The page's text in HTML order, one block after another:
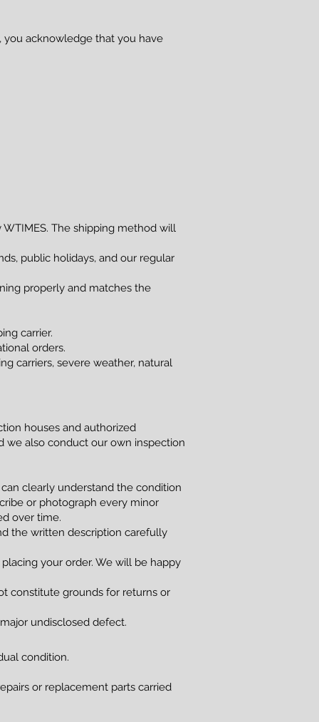
you acknowledge that you have
WTIMES. The shipping method will
public holidays, and our regular
properly and matches the
carrier.
orders.
carriers, severe weather, natural
houses and authorized
we also conduct our own inspection
clearly understand the condition
or photograph every minor
over time.
the written description carefully
your order. We will be happy
constitute grounds for returns or
undisclosed defect.
condition.
or replacement parts carried